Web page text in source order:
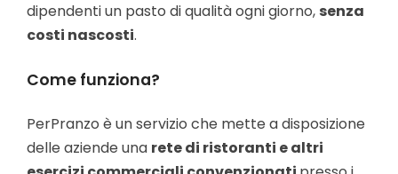
dipendenti un pasto di qualità ogni giorno, senza
costi nascosti.
Come funziona?
PerPranzo è un servizio che mette a disposizione
delle aziende una rete di ristoranti e altri